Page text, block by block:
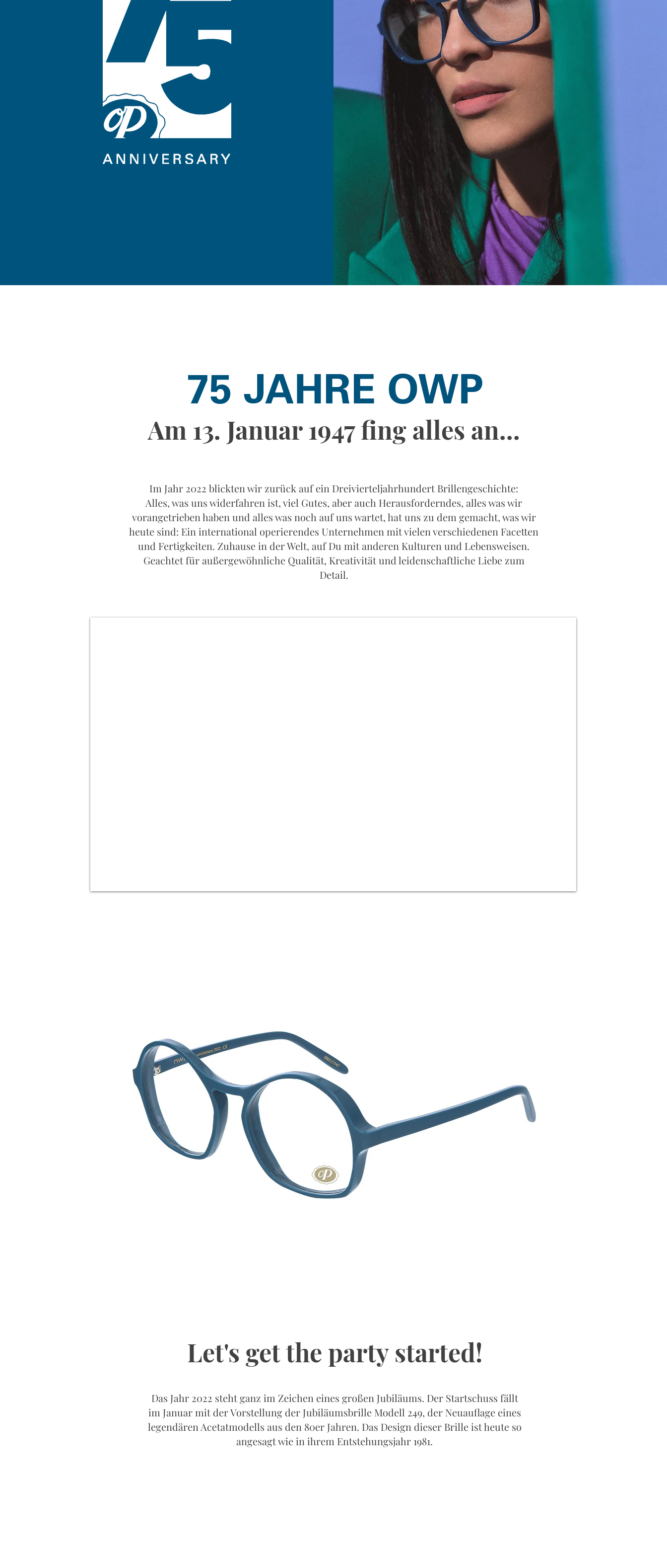
75 JAHRE OWP
Am 13. Januar 1947 fing alles an...
Im Jahr 2022 blickten wir zurück auf ein Dreivierteljahrhundert Brillengeschichte:
Alles, was uns widerfahren ist, viel Gutes, aber auch Herausforderndes, alles was wir
vorangetrieben haben und alles was noch auf uns wartet, hat uns zu dem gemacht, was wir
heute sind: Ein international operierendes Unternehmen mit vielen verschiedenen Facetten
und Fertigkeiten. Zuhause in der Welt, auf Du mit anderen Kulturen und Lebensweisen.
Geachtet für außergewöhnliche Qualität, Kreativität und leidenschaftliche Liebe zum
Detail.
Let's get the party started!
Das Jahr 2022 steht ganz im Zeichen eines großen Jubiläums. Der Startschuss fällt
im Januar mit der Vorstellung der Jubiläumsbrille Modell 249, der Neuauflage eines
legendären Acetatmodells aus den 80er Jahren. Das Design dieser Brille ist heute so
angesagt wie in ihrem Entstehungsjahr 1981.